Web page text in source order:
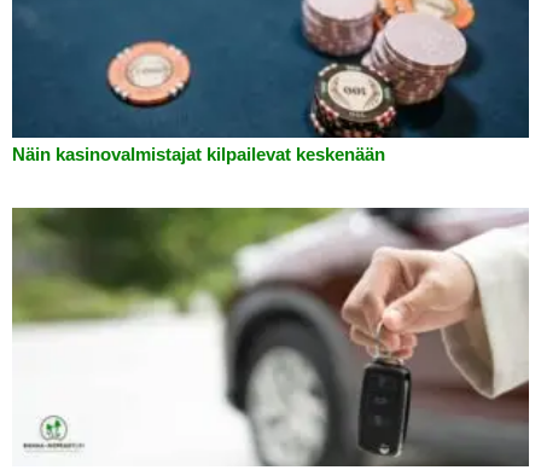
Näin kasinovalmistajat kilpailevat keskenään